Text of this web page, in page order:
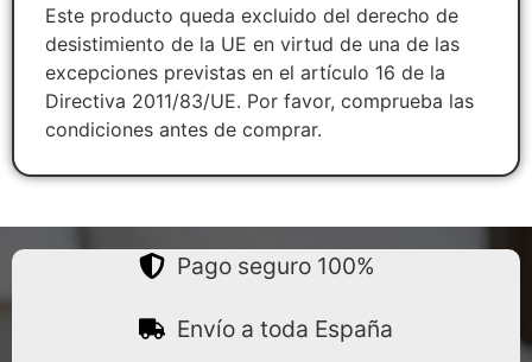
Este producto queda excluido del derecho de
desistimiento de la UE en virtud de una de las
excepciones previstas en el artículo 16 de la
Directiva 2011/83/UE. Por favor, comprueba las
condiciones antes de comprar.
Pago seguro 100%
Envío a toda España